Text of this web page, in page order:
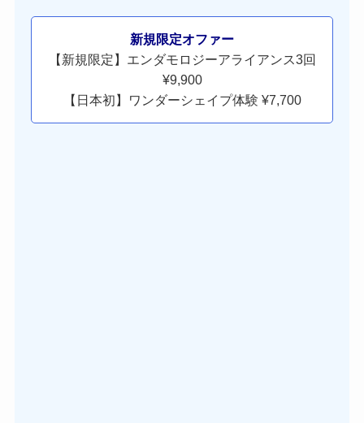
新規限定オファー
【新規限定】エンダモロジーアライアンス3回
¥9,900
【日本初】ワンダーシェイプ体験 ¥7,700